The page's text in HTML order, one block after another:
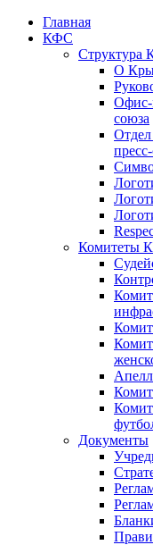
Главная
КФС
Структура
О
Офис-
союза
Комитеты
Документы